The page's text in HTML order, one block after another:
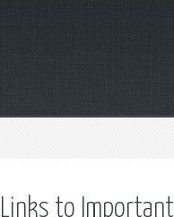
Links to Important